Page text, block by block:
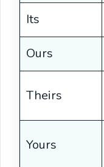
Its
Ours
Theirs
Yours